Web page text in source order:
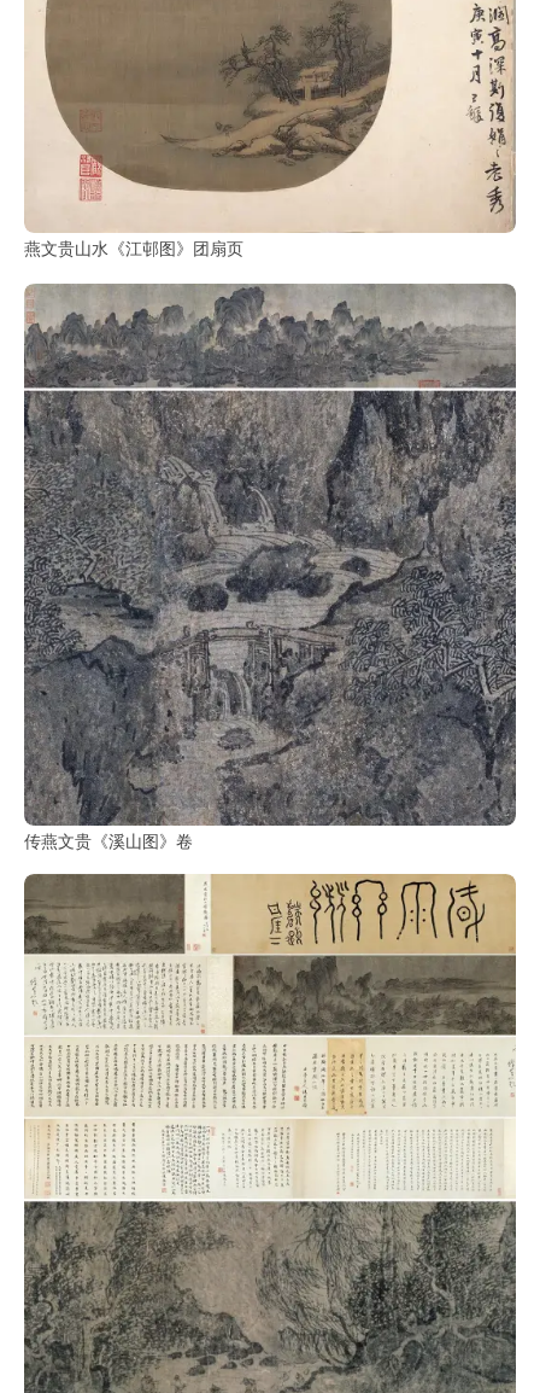
燕文贵山水《江邨图》团扇页
传燕文贵《溪山图》卷
部
工
Tool
Query
书
法
字
典
查
字
书
法
字
组
连
带
矢
量
书
字
库
篆
刻
印
鉴
查
询